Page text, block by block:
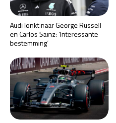
Audi lonkt naar George Russell
en Carlos Sainz: ‘Interessante
bestemming’